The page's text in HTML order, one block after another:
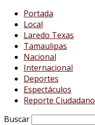
Portada
Local
Laredo Texas
Tamaulipas
Nacional
Internacional
Deportes
Espectáculos
Reporte Ciudadano
Buscar